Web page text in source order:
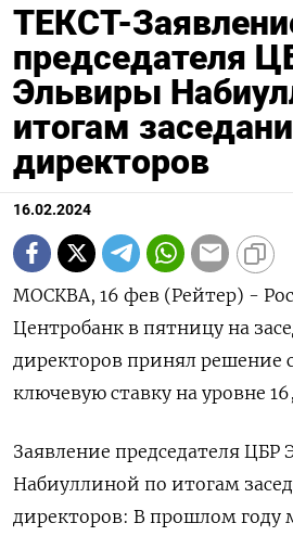
ТЕКСТ-
председателя
Эльвиры
итогам
директоров
16.02.2024
МОСКВА, 16 фев (Рейтер) -
Центробанк в пятницу на
директоров принял решение
ключевую ставку на уровне
Заявление председателя ЦБР
Набиуллиной по итогам
директоров: В прошлом году